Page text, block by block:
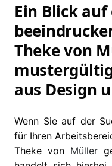
Ein Blick auf
Theke von
aus Design
Wenn Sie auf der
für Ihren
Theke von Müller